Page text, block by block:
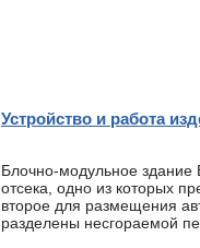
Устройство и работа
Блочно-модульное
отсека, одно из которых
второе для размещения
разделены несгораемой